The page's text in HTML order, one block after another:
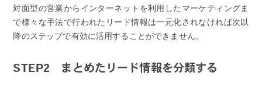
対面型の営業からインターネットを利用したマーケティングま
で様々な手法で行われたリード情報は一元化されなければ次以
降のステップで有効に活用することができません。
STEP2 まとめたリード情報を分類する